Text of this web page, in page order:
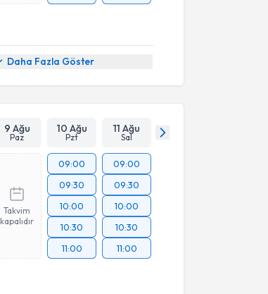
Daha Fazla Göster
9 Ağu
Paz
10 Ağu
Pzt
11 Ağu
Sal
Takvim
kapalıdır
09:00
09:30
10:00
10:30
11:00
09:00
09:30
10:00
10:30
11:00